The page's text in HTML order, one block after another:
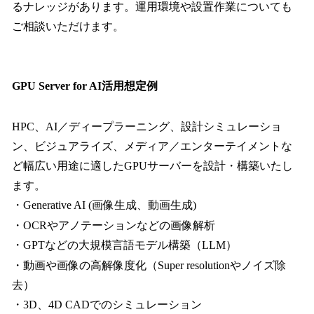
るナレッジがあります。運用環境や設置作業についても
ご相談いただけます。
GPU Server for AI活用想定例
HPC、AI／ディープラーニング、設計シミュレーショ
ン、ビジュアライズ、メディア／エンターテイメントな
ど幅広い用途に適したGPUサーバーを設計・構築いたし
ます。
・Generative AI (画像生成、動画生成)
・OCRやアノテーションなどの画像解析
・GPTなどの大規模言語モデル構築（LLM）
・動画や画像の高解像度化（Super resolutionやノイズ除
去）
・3D、4D CADでのシミュレーション